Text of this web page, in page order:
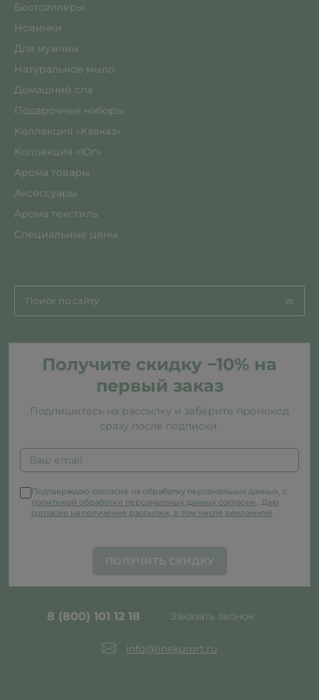
Бестселлеры
Новинки
Для мужчин
Натуральное мыло
Домашний спа
Подарочные наборы
Коллекция «Кавказ»
Коллекция «Юг»
Арома товары
Аксессуары
Арома текстиль
Специальные цены
info@linekurort.ru
8 (800) 101 12 18 Заказать звонок
Получите скидку −10% на
первый заказ
Подпишитесь на рассылку и заберите промокод
сразу после подписки.
Подтверждаю согласие на обработку персональных данных, с
политикой обработки персональных данных согласен . Даю
согласие на получение рассылки, в том числе рекламной.
ПОЛУЧИТЬ СКИДКУ